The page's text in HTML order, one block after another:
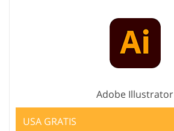
Adobe Illustrator
USA GRATIS